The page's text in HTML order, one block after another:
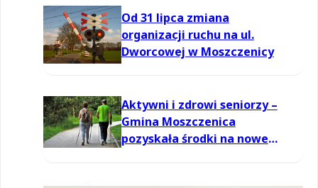
Od 31 lipca zmiana
organizacji ruchu na ul.
Dworcowej w Moszczenicy
Aktywni i zdrowi seniorzy –
Gmina Moszczenica
pozyskała środki na nowe